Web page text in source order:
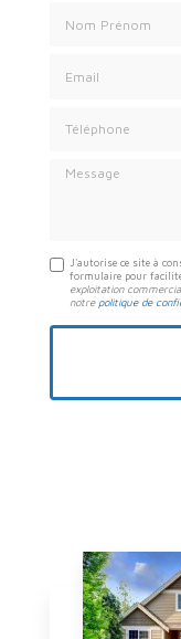
Message
J'autorise ce site à
formulaire pour
exploitation
notre politique de